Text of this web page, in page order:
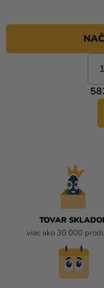
1
TOVAR
viac ako 30 000